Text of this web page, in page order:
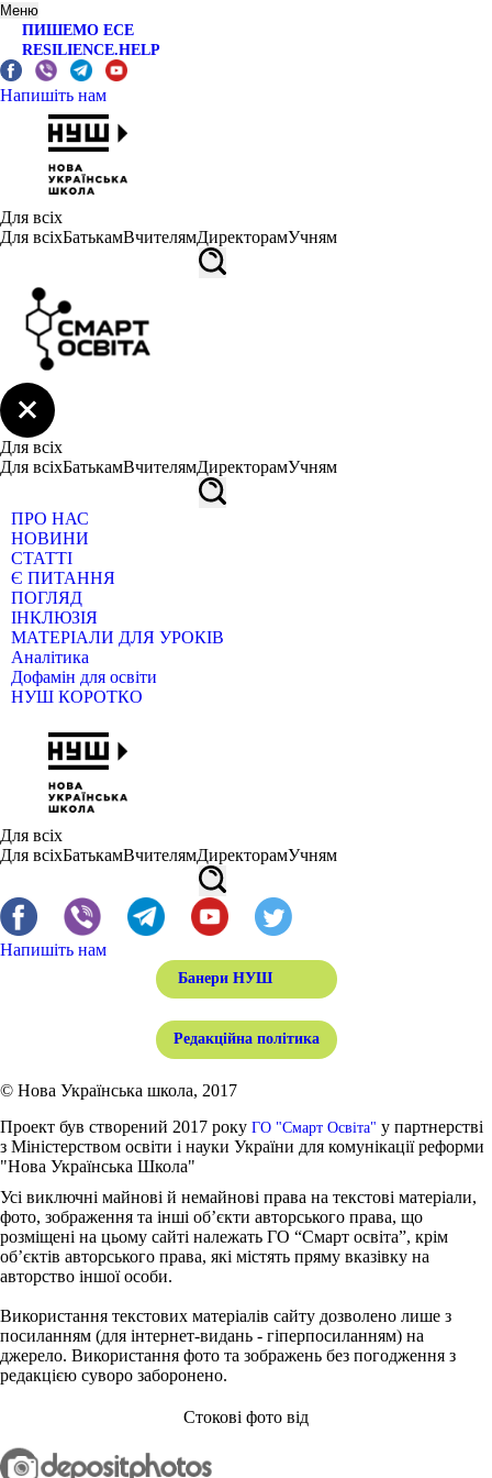
Меню
ПИШЕМО ЕСЕ
RESILIENCE.HELP
Напишіть нам
Для всіх
Для всіхБатькамВчителямДиректорамУчням
Для всіх
Для всіхБатькамВчителямДиректорамУчням
ПРО НАС
НОВИНИ
СТАТТІ
Є ПИТАННЯ
ПОГЛЯД
ІНКЛЮЗІЯ
МАТЕРІАЛИ ДЛЯ УРОКІВ
Аналітика
Дофамін для освіти
НУШ КОРОТКО
Для всіх
Для всіхБатькамВчителямДиректорамУчням
Напишіть нам
Банери НУШ
Редакційна політика
© Нова Українська школа, 2017
Проект був створений 2017 року ГО "Смарт Освіта" у партнерстві
з Міністерством освіти і науки України для комунікації реформи
"Нова Українська Школа"
Усі виключні майнові й немайнові права на текстові матеріали,
фото, зображення та інші об’єкти авторського права, що
розміщені на цьому сайті належать ГО “Смарт освіта”, крім
об’єктів авторського права, які містять пряму вказівку на
авторство іншої особи.
Використання текстових матеріалів сайту дозволено лише з
посиланням (для інтернет-видань - гіперпосиланням) на
джерело. Використання фото та зображень без погодження з
редакцією суворо заборонено.
Стокові фото від